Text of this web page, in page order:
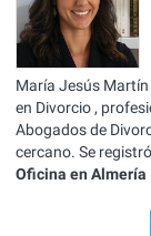
María Jesús
en Divorcio ,
Abogados de
cercano. Se
Oficina en Almería